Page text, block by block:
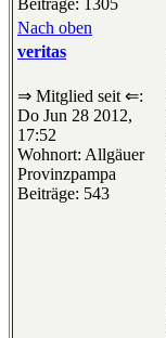
Beiträge: 1305
Nach oben
veritas
⇒ Mitglied seit ⇐:
Do Jun 28 2012,
17:52
Wohnort: Allgäuer
Provinzpampa
Beiträge: 543